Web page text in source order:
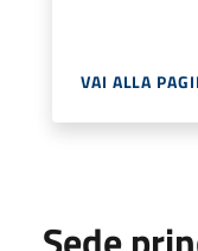
VAI ALLA